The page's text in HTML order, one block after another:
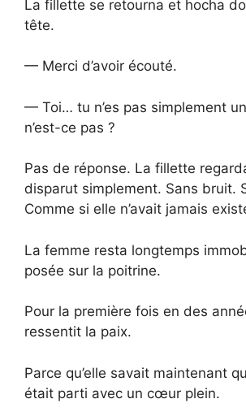
La fillette se retourna et hocha
tête.
— Merci d’avoir écouté.
— Toi… tu n’es pas simplement
n’est-ce pas ?
Pas de réponse. La fillette
disparut simplement. Sans bruit.
Comme si elle n’avait jamais
La femme resta longtemps
posée sur la poitrine.
Pour la première fois en des
ressentit la paix.
Parce qu’elle savait maintenant
était parti avec un cœur plein.